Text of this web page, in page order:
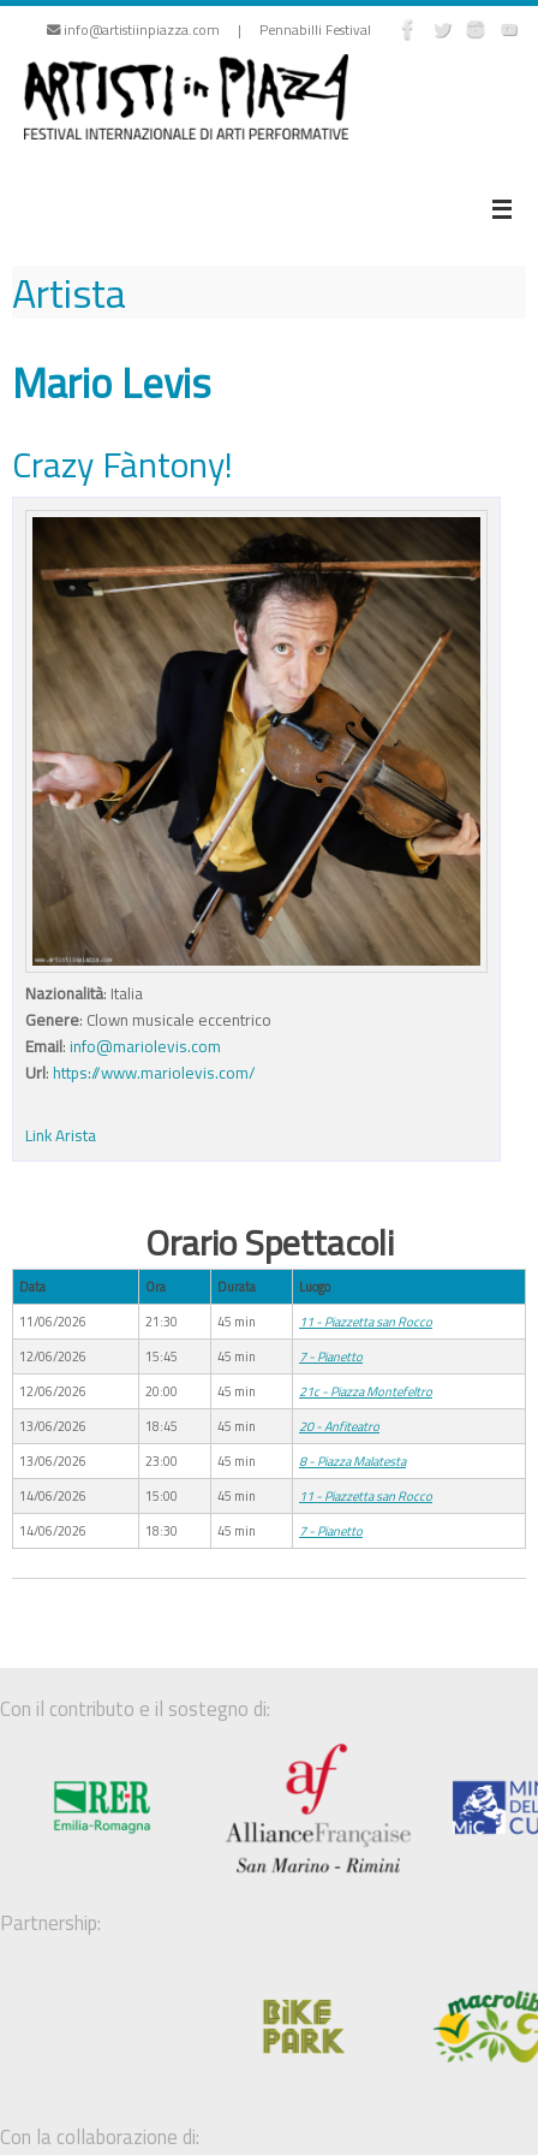
Vai
contenuto
info@artistiinpiazza.com | Pennabilli Festival
Artista
Mario Levis
Crazy Fàntony!
Nazionalità: Italia
Genere: Clown musicale eccentrico
Email: info@mariolevis.com
Url: https://www.mariolevis.com/
Link Arista
Orario Spettacoli
Data Ora Durata
Luogo
11/06/2026
21:30 45 min
11 - Piazzetta san Rocco
12/06/2026
15:45 45 min
7 - Pianetto
12/06/2026
20:00 45 min
21c - Piazza Montefeltro
13/06/2026
18:45 45 min
20 - Anfiteatro
13/06/2026
23:00 45 min
8 - Piazza Malatesta
14/06/2026
15:00 45 min
11 - Piazzetta san Rocco
14/06/2026
18:30 45 min 7 - Pianetto
Con il contributo e il sostegno di:
Partnership:
Con la collaborazione di: